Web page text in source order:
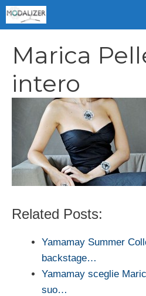
Vai
al
Marica
intero
Related Posts:
Yamamay Summer
backstage…
Yamamay sceglie
suo…